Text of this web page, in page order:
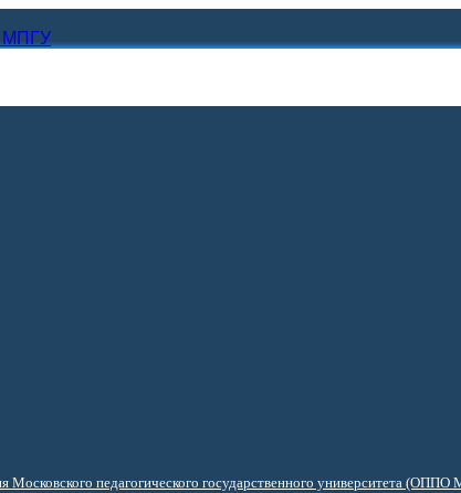
МПГУ
Московского педагогического государственного университета